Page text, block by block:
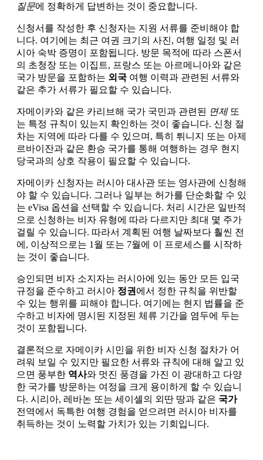
질문에 정확하게 답변하는 것이 중요합니다.
신청서를 작성한 후 신청자는 지원 서류를 준비해야 합
니다. 여기에는 최근 여권 크기의 사진, 여행 일정 및 러
시아 숙박 증명이 포함됩니다. 방문 목적에 따라 스폰서
의 초청장 또는 이집트, 프랑스 또는 아르메니아와 같은
국가 방문을 포함하는 외국 여행 이력과 관련된 서류와
같은 추가 서류가 필요할 수 있습니다.
자메이카와 같은 카리브해 국가 국민과 관련된 면제또
는 특정 규칙이 있는지 확인하는 것이 좋습니다. 신청 절
차는 지역에 따라 다를 수 있으며, 특히 튀니지 또는 아제
르바이잔과 같은 환승 국가를 통해 여행하는 경우 현지
당국과의 상호 작용이 필요할 수 있습니다.
자메이카 신청자는 러시아 대사관 또는 영사관에 신청해
야 할 수 있습니다. 그러나 일부는 허가를 단순화할 수 있
는 eVisa 옵션을 선택할 수 있습니다. 처리 시간은 일반적
으로 신청하는 비자 유형에 따라 다르지만 최대 몇 주가
걸릴 수 있습니다. 따라서 계획된 여행 날짜보다 훨씬 전
에, 이상적으로는 1월 또는 7월에 이 프로세스를 시작하
는 것이 좋습니다.
승인되면 비자 소지자는 러시아에 있는 동안 모든 입국
규정을 준수하고 러시아 정권 에서 정한 규칙을 위반할
수 있는 행위를 피해야 합니다. 여기에는 현지 법률을 준
수하고 비자에 명시된 지정된 체류 기간을 염두에 두는
것이 포함됩니다.
결론적으로 자메이카 시민을 위한 비자 신청 절차가 어
려워 보일 수 있지만 필요한 서류와 규칙에 대해 알고 있
으면 풍부한 역사와 멋진 풍경을 가진 이 광대하고 다양
한 국가를 방문하는 여정을 크게 용이하게 할 수 있습니
다. 시리아, 레바논 또는 세이셸의 외딴 땅과 같은 국가
전역에서 독특한 여행 경험을 얻으려면 러시아 비자를
취득하는 것이 노력할 가치가 있는 기회입니다.